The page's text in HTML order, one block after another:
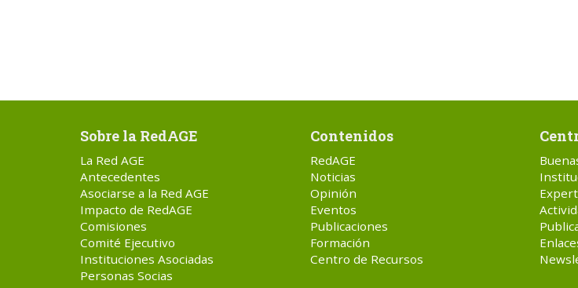
Sobre la RedAGE
La Red AGE
Antecedentes
Asociarse a la Red AGE
Impacto de RedAGE
Comisiones
Comité Ejecutivo
Instituciones Asociadas
Personas Socias
Contenidos
RedAGE
Noticias
Opinión
Eventos
Publicaciones
Formación
Centro de Recursos